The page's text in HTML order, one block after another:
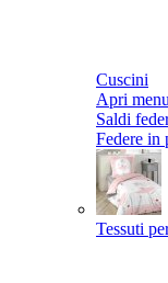
Cuscini
Apri menu
Saldi
Federe in
Tessuti